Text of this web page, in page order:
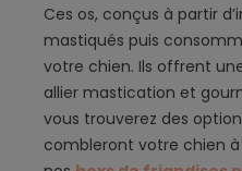
Ces os, conçus à partir
mastiqués puis
votre chien. Ils offrent
allier mastication et
vous trouverez des
combleront votre chien